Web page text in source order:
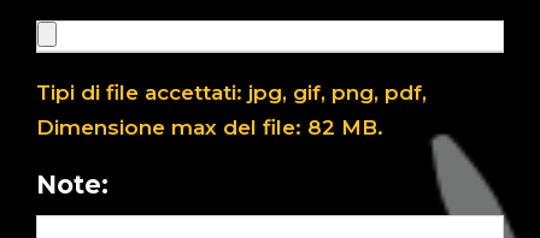
Tipi di file accettati: jpg, gif, png, pdf,
Dimensione max del file: 82 MB.
Note: